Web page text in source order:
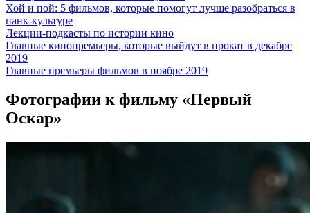
Хой и пой: 5 фильмов, которые помогут лучше разобраться в
панк-культуре
Лекции-подкасты по истории кино
Главные кинопремьеры, которые выйдут в прокат в декабре
2019
Главные премьеры фильмов в ноябре 2019
Фотографии к фильму «Первый
Оскар»